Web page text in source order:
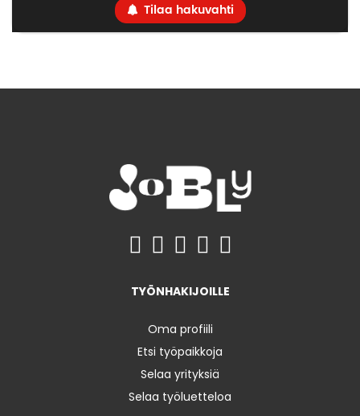
Tilaa hakuvahti
TYÖNHAKIJOILLE
Oma profiili
Etsi työpaikkoja
Selaa yrityksiä
Selaa työluetteloa